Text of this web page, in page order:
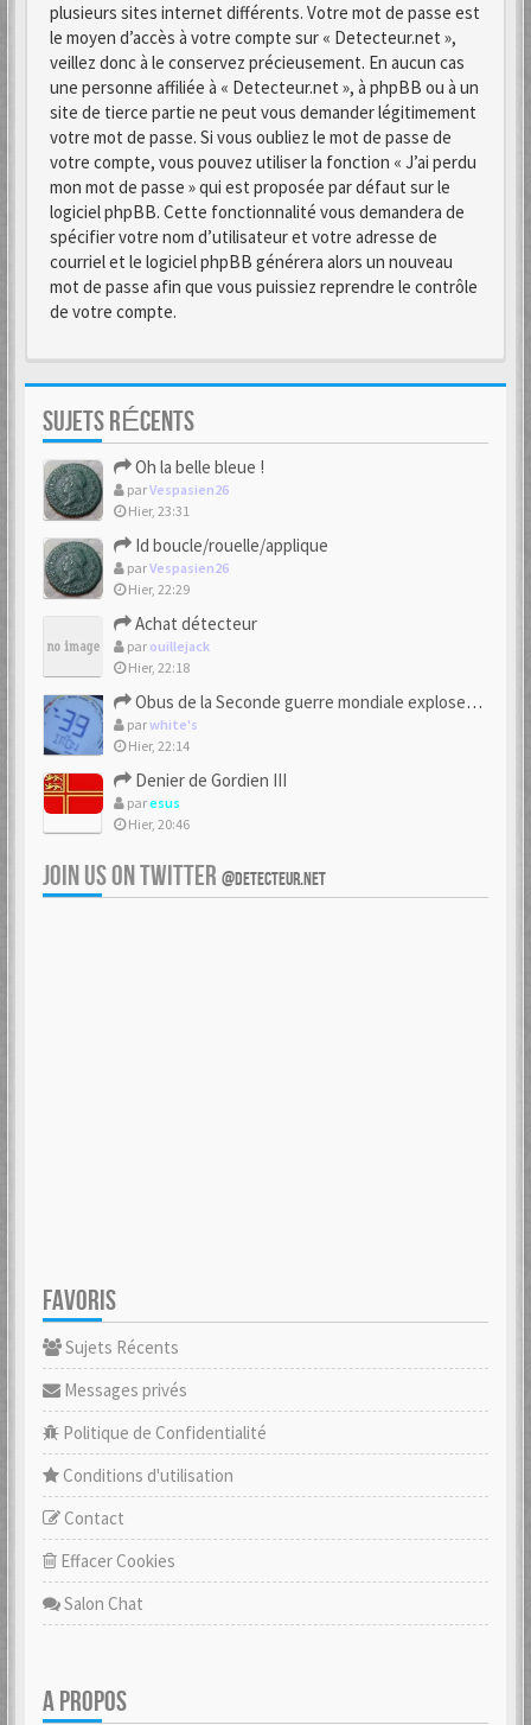
plusieurs sites internet différents. Votre mot de passe est
le moyen d’accès à votre compte sur « Detecteur.net »,
veillez donc à le conservez précieusement. En aucun cas
une personne affiliée à « Detecteur.net », à phpBB ou à un
site de tierce partie ne peut vous demander légitimement
votre mot de passe. Si vous oubliez le mot de passe de
votre compte, vous pouvez utiliser la fonction « J’ai perdu
mon mot de passe » qui est proposée par défaut sur le
logiciel phpBB. Cette fonctionnalité vous demandera de
spécifier votre nom d’utilisateur et votre adresse de
courriel et le logiciel phpBB générera alors un nouveau
mot de passe afin que vous puissiez reprendre le contrôle
de votre compte.
SUJETS RÉCENTS
Oh la belle bleue !
parVespasien26
Hier, 23:31
Id boucle/rouelle/applique
parVespasien26
Hier, 22:29
Achat détecteur
par ouillejack
Hier, 22:18
Obus de la Seconde guerre mondiale explosent dans des champs.
parwhite's
Hier, 22:14
Denier de Gordien III
paresus
Hier, 20:46
JOIN US ON TWITTER @DETECTEUR.NET
FAVORIS
Sujets Récents
Messages privés
Politique de Confidentialité
Conditions d'utilisation
Contact
Effacer Cookies
Salon Chat
A PROPOS